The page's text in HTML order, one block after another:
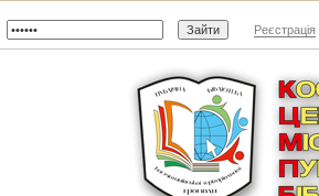
Реєстрація